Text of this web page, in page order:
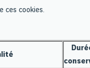
ces cookies.